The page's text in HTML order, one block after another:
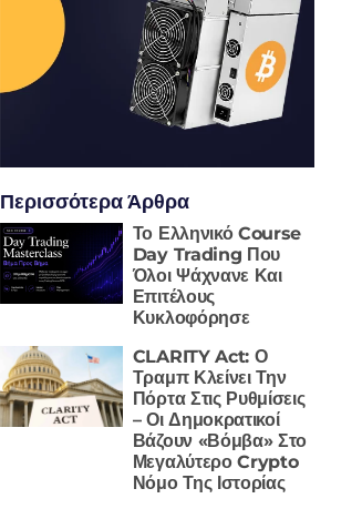
Περισσότερα Άρθρα
Το Ελληνικό Course
Day Trading Που
Όλοι Ψάχνανε Και
Επιτέλους
Κυκλοφόρησε
CLARITY Act: Ο
Τραμπ Κλείνει Την
Πόρτα Στις Ρυθμίσεις
– Οι Δημοκρατικοί
Βάζουν «Βόμβα» Στο
Μεγαλύτερο Crypto
Νόμο Της Ιστορίας